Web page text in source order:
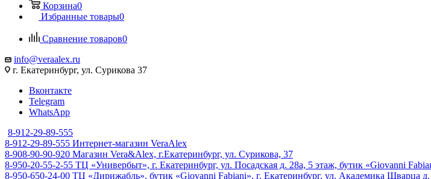
Корзина0
Избранные товары0
Сравнение товаров0
info@veraalex.ru
г. Екатеринбург, ул. Сурикова 37
Вконтакте
Telegram
WhatsApp
8-912-29-89-555
8-912-29-89-555 Интернет-магазин VeraAlex
8-908-90-90-920 Магазин Vera&Alex, г.Екатеринбург, ул. Сурикова, 37
8-950-20-55-2-55 ТЦ «Универбыт», г. Екатеринбург, ул. Посадская д. 28а, 5 этаж, бутик «Giovanni
8-950-650-24-00 ТЦ «Дирижабль», бутик «Giovanni Fabiani», г. Екатеринбург, ул. Академика Шварца